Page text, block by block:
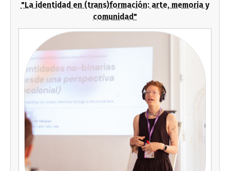
"La identidad en (trans)formación: arte, memoria y
comunidad"